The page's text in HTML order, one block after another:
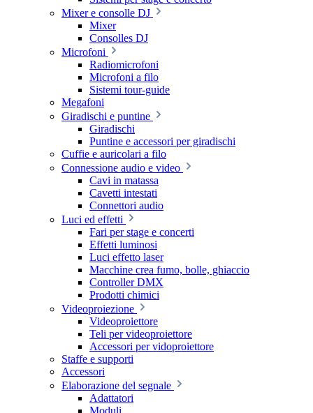
Mixer e consolle DJ
Mixer
Consolles DJ
Microfoni
Radiomicrofoni
Microfoni a filo
Sistemi tour-guide
Megafoni
Giradischi e puntine
Giradischi
Puntine e accessori per giradischi
Cuffie e auricolari a filo
Connessione audio e video
Cavi in matassa
Cavetti intestati
Connettori audio
Luci ed effetti
Fari per stage e concerti
Effetti luminosi
Luci effetto laser
Macchine crea fumo, bolle, ghiaccio
Controller DMX
Prodotti chimici
Videoproiezione
Videoproiettore
Teli per videoproiettore
Accessori per vidoproiettore
Staffe e supporti
Accessori
Elaborazione del segnale
Adattatori
Moduli